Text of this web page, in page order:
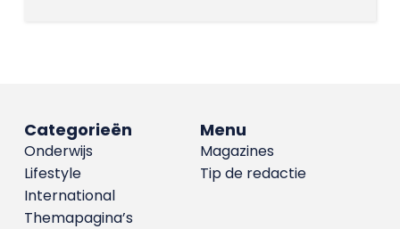
Menu
Magazines
Tip de redactie
Categorieën
Onderwijs
Lifestyle
International
Themapagina’s